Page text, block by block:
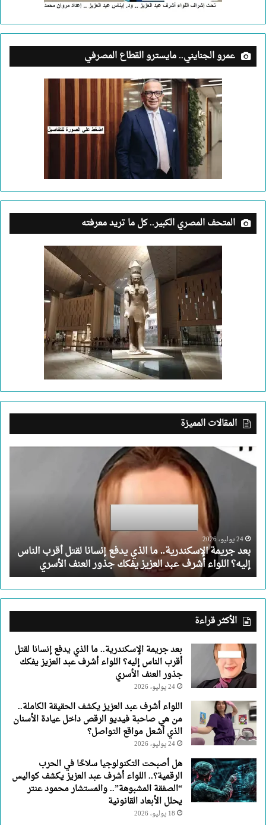
عمرو الجنايني.. مايسترو القطاع المصرفي
المتحف المصري الكبير.. كل ما تريد معرفته
المقالات المميزة
بعد
جريمة
لقتل
أقرب
الناس
إليه؟
اللواء
أشرف
عبد
العزيز
جذور
العنف
الأسري
24 يوليو، 2026
بعد جريمة الإسكندرية.. ما الذي يدفع إنسانا لقتل أقرب الناس
إليه؟ اللواء أشرف عبد العزيز يفكك جذور العنف الأسري
الأكثر قراءة
بعد جريمة الإسكندرية.. ما الذي يدفع إنسانا لقتل
أقرب الناس إليه؟ اللواء أشرف عبد العزيز يفكك
جذور العنف الأسري
24 يوليو، 2026
اللواء أشرف عبد العزيز يكشف الحقيقة الكاملة..
من هي صاحبة فيديو الرقص داخل عيادة الأسنان
الذي أشعل مواقع التواصل؟
24 يوليو، 2026
هل أصبحت التكنولوجيا سلاحًا في الحرب
الرقمية؟.. اللواء أشرف عبد العزيز يكشف كواليس
“الصفقة المشبوهة”.. والمستشار محمود عنتر
يحلل الأبعاد القانونية
18 يوليو، 2026